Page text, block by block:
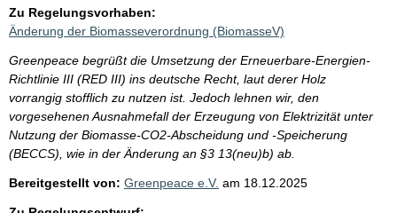
Zu Regelungsvorhaben:
Änderung der Biomasseverordnung (BiomasseV)
Greenpeace begrüßt die Umsetzung der Erneuerbare-Energien-
Richtlinie III (RED III) ins deutsche Recht, laut derer Holz
vorrangig stofflich zu nutzen ist. Jedoch lehnen wir, den
vorgesehenen Ausnahmefall der Erzeugung von Elektrizität unter
Nutzung der Biomasse-CO2-Abscheidung und -Speicherung
(BECCS), wie in der Änderung an §3 13(neu)b) ab.
Bereitgestellt von: Greenpeace e.V. am 18.12.2025